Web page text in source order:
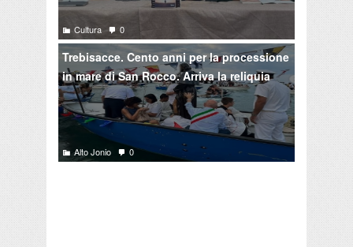
Cultura 0
Trebisacce. Cento anni per la processione
in mare di San Rocco. Arriva la reliquia
Alto Jonio 0